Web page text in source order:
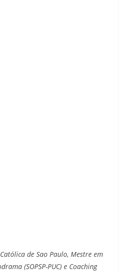
de Sao Paulo, Mestre em
(SOPSP-PUC) e Coaching